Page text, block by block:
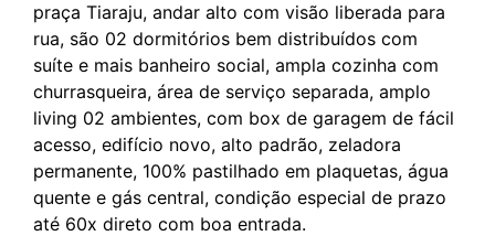
praça Tiaraju, andar alto com visão liberada para
rua, são 02 dormitórios bem distribuídos com
suíte e mais banheiro social, ampla cozinha com
churrasqueira, área de serviço separada, amplo
living 02 ambientes, com box de garagem de fácil
acesso, edifício novo, alto padrão, zeladora
permanente, 100% pastilhado em plaquetas, água
quente e gás central, condição especial de prazo
até 60x direto com boa entrada.